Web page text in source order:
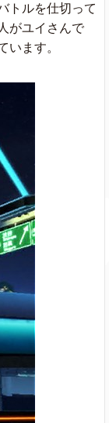
トルを仕切って
がユイさんで
います。